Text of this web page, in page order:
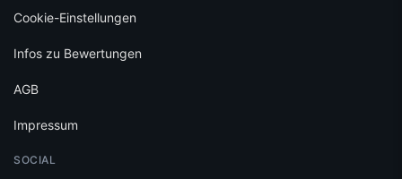
Cookie-Einstellungen
Infos zu Bewertungen
AGB
Impressum
SOCIAL